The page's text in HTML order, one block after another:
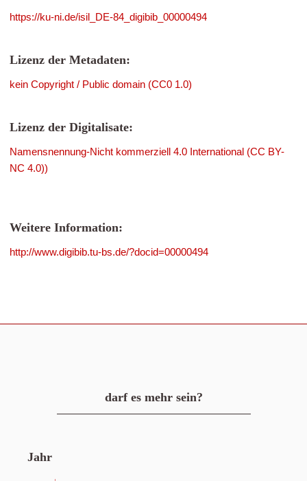
https://ku-ni.de/isil_DE-84_digibib_00000494
Lizenz der Metadaten:
kein Copyright / Public domain (CC0 1.0)
Lizenz der Digitalisate:
Namensnennung-Nicht kommerziell 4.0 International (CC BY-
NC 4.0))
Weitere Information:
http://www.digibib.tu-bs.de/?docid=00000494
darf es mehr sein?
Jahr